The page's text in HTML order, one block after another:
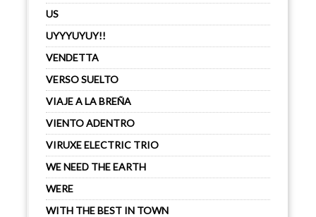
US
UYYYUYUY!!
VENDETTA
VERSO SUELTO
VIAJE A LA BREÑA
VIENTO ADENTRO
VIRUXE ELECTRIC TRIO
WE NEED THE EARTH
WERE
WITH THE BEST IN TOWN